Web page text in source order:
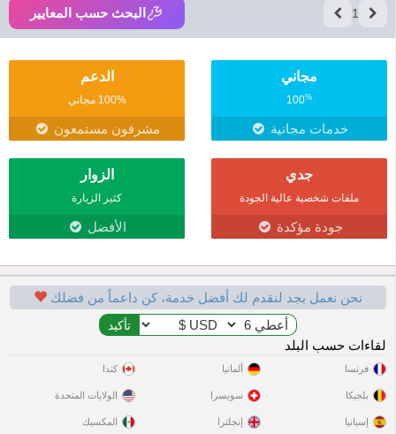
1 البحث حسب المعايير
مجاني
100%
خدمات مجانية
الدعم
100% مجاني
مشرفون مستمعون
جدي
ملفات شخصية عالية الجودة
جودة مؤكدة
الزوار
كثير الزيارة
الأفضل
نحن نعمل بجد لنقدم لك أفضل خدمة، كن داعماً من فضلك
لقاءات حسب البلد
فرنسا
بلجيكا
إسبانيا
ألمانيا
سويسرا
إنجلترا
كندا
الولايات المتحدة
المكسيك